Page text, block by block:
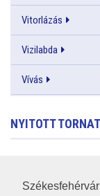
Vitorlázás
Vizilabda
Vívás
NYITOTT
RSS